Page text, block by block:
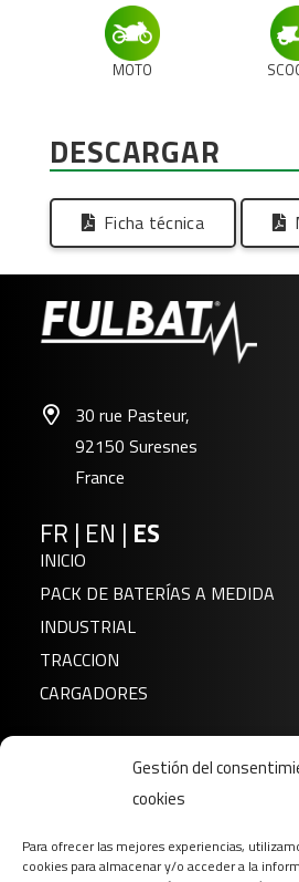
Gestión del
cookies
Para ofrecer las mejores experiencias,
cookies para almacenar y/o acceder a la
MOTO
DESCARGAR
Ficha técnica
30 rue Pasteur,
92150 Suresnes
France
FR | EN | ES
INICIO
PACK DE BATERÍAS A MEDIDA
INDUSTRIAL
TRACCION
CARGADORES
Descargar